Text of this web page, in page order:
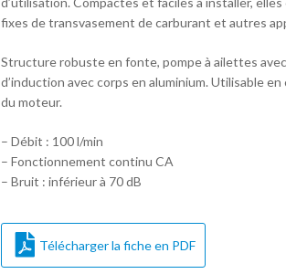
fixes de transvasement de carburant et autres
Structure robuste en fonte, pompe à ailettes
d’induction avec corps en aluminium. Utilisable
du moteur.
– Débit : 100 l/min
– Fonctionnement continu CA
– Bruit : inférieur à 70 dB
Télécharger la fiche en PDF